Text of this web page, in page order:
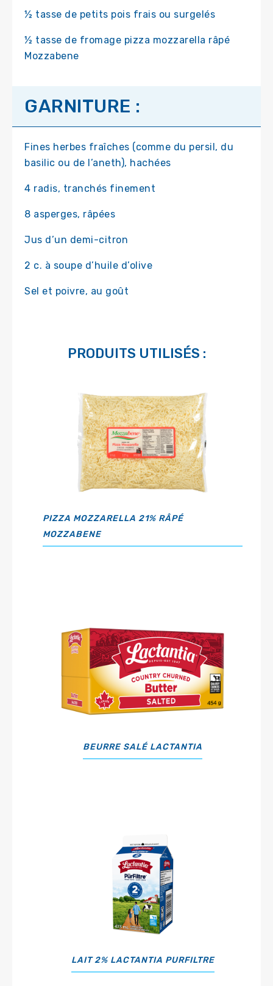
½ tasse de petits pois frais ou surgelés
½ tasse de fromage pizza mozzarella râpé
Mozzabene
GARNITURE :
Fines herbes fraîches (comme du persil, du
basilic ou de l’aneth), hachées
4 radis, tranchés finement
8 asperges, râpées
Jus d’un demi-citron
2 c. à soupe d’huile d’olive
Sel et poivre, au goût
PRODUITS UTILISÉS :
PIZZA MOZZARELLA 21% RÂPÉ
MOZZABENE
BEURRE SALÉ LACTANTIA
LAIT 2% LACTANTIA PURFILTRE